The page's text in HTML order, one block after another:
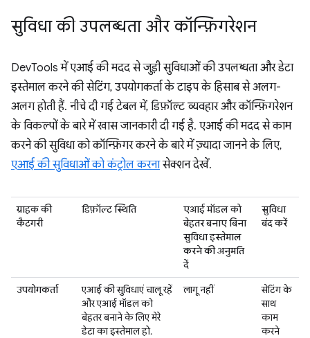
सुविधा की उपलब्धता और कॉन्फ़िगरेशन
DevTools में एआई की मदद से जुड़ी सुविधाओं की उपलब्धता और डेटा
इस्तेमाल करने की सेटिंग, उपयोगकर्ता के टाइप के हिसाब से अलग-
अलग होती हैं. नीचे दी गई टेबल में, डिफ़ॉल्ट व्यवहार और कॉन्फ़िगरेशन
के विकल्पों के बारे में खास जानकारी दी गई है. एआई की मदद से काम
करने की सुविधा को कॉन्फ़िगर करने के बारे में ज़्यादा जानने के लिए,
एआई की सुविधाओं को कंट्रोल करनासेक्शन देखें.
ग्राहक की
कैटगरी
डिफ़ॉल्ट स्थिति
एआई मॉडल को
बेहतर बनाए बिना
सुविधा इस्तेमाल
करने की अनुमति
दें
सुविधा
बंद करें
उपयोगकर्ता
एआई की सुविधाएं चालू रहें
और एआई मॉडल को
बेहतर बनाने के लिए मेरे
डेटा का इस्तेमाल हो.
लागू नहीं
सेटिंग के
साथ
काम
करने